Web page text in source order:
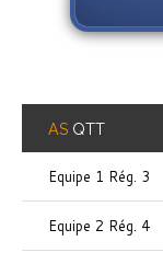
AS QTT
Equipe 1 Rég. 3
Equipe 2 Rég. 4